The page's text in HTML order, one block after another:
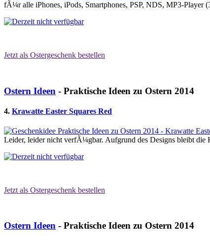
fÃ¼r alle iPhones, iPods, Smartphones, PSP, NDS, MP3-Player
Jetzt als Ostergeschenk bestellen
Ostern Ideen - Praktische Ideen zu Ostern 2014
4. Krawatte Easter Squares Red
Leider, leider nicht verfÃ¼gbar. Aufgrund des Designs bleibt die
Jetzt als Ostergeschenk bestellen
Ostern Ideen - Praktische Ideen zu Ostern 2014